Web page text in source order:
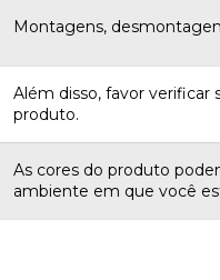
Montagens,
Além disso, favor verificar
produto.
As cores do produto
ambiente em que você